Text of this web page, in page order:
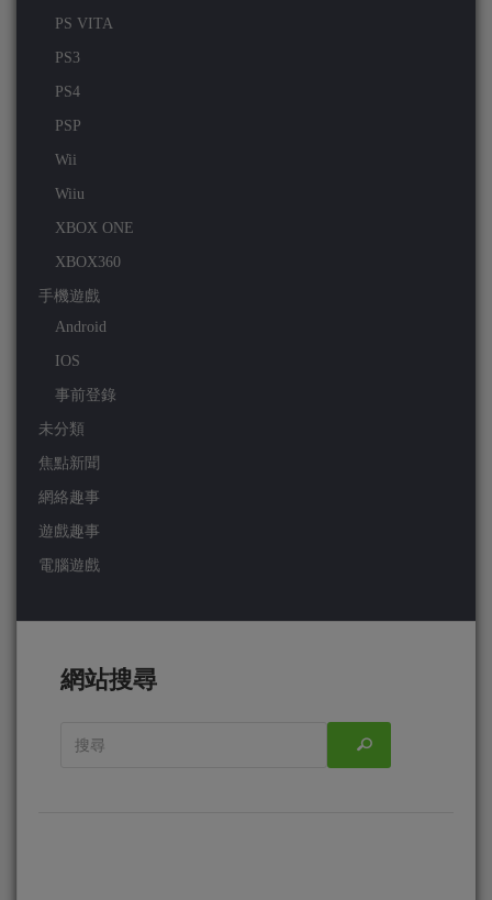
PS VITA
PS3
PS4
PSP
Wii
Wiiu
XBOX ONE
XBOX360
手機遊戲
Android
IOS
事前登錄
未分類
焦點新聞
網絡趣事
遊戲趣事
電腦遊戲
網站搜尋